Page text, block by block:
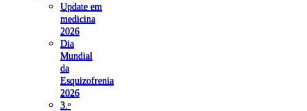
Update em
medicina
2026
Dia
Mundial
da
Esquizofrenia
2026
3.ᵒ